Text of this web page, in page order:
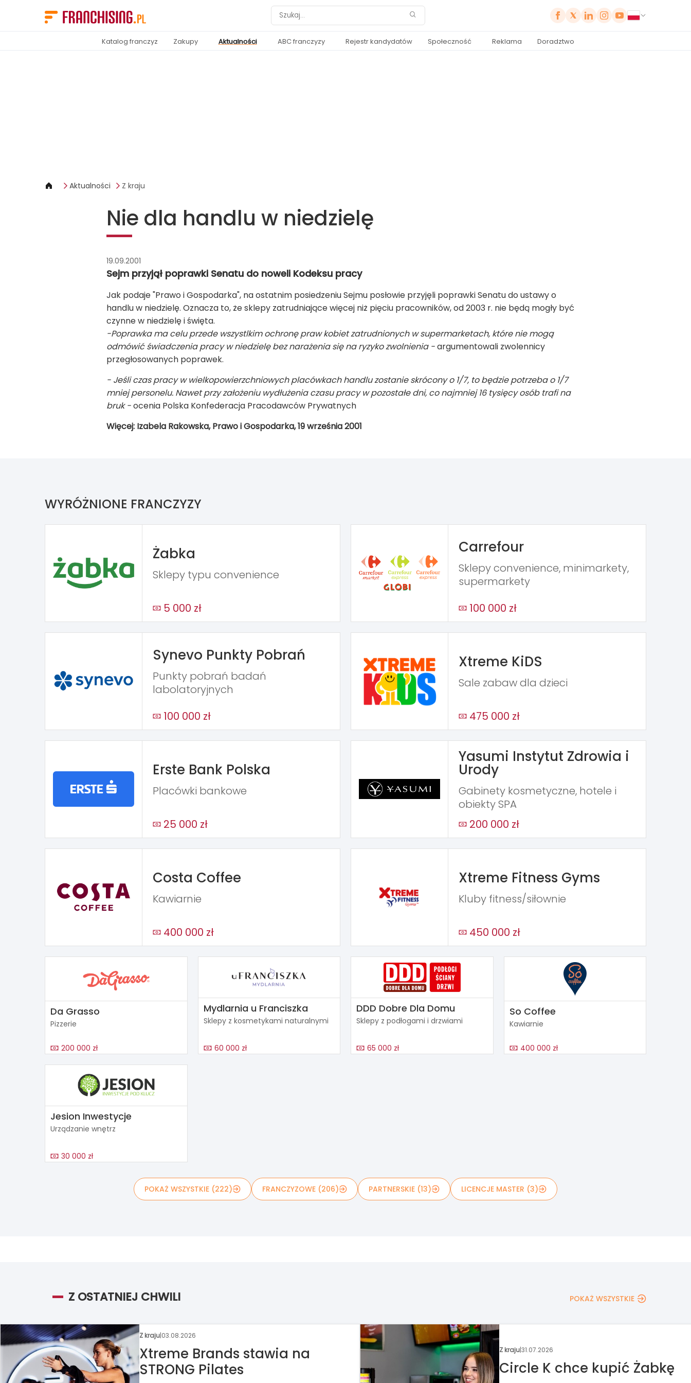
Katalog franczyz Zakupy Aktualności ABC franczyzy Rejestr kandydatów Społeczność Reklama Doradztwo
Aktualności Z kraju
Nie dla handlu w niedzielę
19.09.2001
Sejm przyjął poprawki Senatu do noweli Kodeksu pracy
Jak podaje "Prawo i Gospodarka", na ostatnim posiedzeniu Sejmu posłowie przyjęli poprawki Senatu do ustawy o
handlu w niedzielę. Oznacza to, że sklepy zatrudniające więcej niż pięciu pracowników, od 2003 r. nie będą mogły być
czynne w niedzielę i święta.
-Poprawka ma celu przede wszystlkim ochronę praw kobiet zatrudnionych w supermarketach, które nie mogą
odmówić świadczenia pracy w niedzielę bez narażenia się na ryzyko zwolnienia -argumentowali zwolennicy
przegłosowanych poprawek.
- Jeśli czas pracy w wielkopowierzchniowych placówkach handlu zostanie skrócony o 1/7, to będzie potrzeba o 1/7
mniej personelu. Nawet przy założeniu wydłużenia czasu pracy w pozostałe dni, co najmniej 16 tysięcy osób trafi na
bruk -ocenia Polska Konfederacja Pracodawców Prywatnych
Więcej: Izabela Rakowska, Prawo i Gospodarka, 19 września 2001
WYRÓŻNIONE FRANCZYZY
Żabka
Sklepy typu convenience
5 000 zł
Carrefour
Sklepy convenience, minimarkety,
supermarkety
100 000 zł
Synevo Punkty Pobrań
Punkty pobrań badań
labolatoryjnych
100 000 zł
Xtreme KiDS
Sale zabaw dla dzieci
475 000 zł
Erste Bank Polska
Placówki bankowe
25 000 zł
Yasumi Instytut Zdrowia i
Urody
Gabinety kosmetyczne, hotele i
obiekty SPA
200 000 zł
Costa Coffee
Kawiarnie
400 000 zł
Xtreme Fitness Gyms
Kluby fitness/siłownie
450 000 zł
Da Grasso
Pizzerie
200 000 zł
Mydlarnia u Franciszka
Sklepy z kosmetykami naturalnymi
60 000 zł
DDD Dobre Dla Domu
Sklepy z podłogami i drzwiami
65 000 zł
So Coffee
Kawiarnie
400 000 zł
Jesion Inwestycje
Urządzanie wnętrz
30 000 zł
POKAŻ WSZYSTKIE (222) FRANCZYZOWE (206) PARTNERSKIE (13) LICENCJE MASTER (3)
Z OSTATNIEJ CHWILI POKAŻ WSZYSTKIE
Z kraju|31.07.2026
Circle K chce kupić Żabkę
Nowa formuła Targów
Franczyza